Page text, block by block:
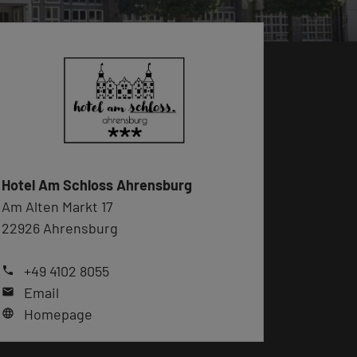
Hotel Am Schloss Ahrensburg
Am Alten Markt 17
22926 Ahrensburg
phone +49 4102 8055
mail Email
language Homepage